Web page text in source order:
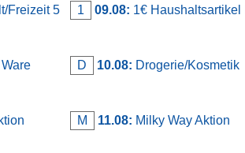
Freizeit 5 1 09.08: 1€ Haushaltsartikel II
D 10.08: Drogerie/Kosmetik
M 11.08: Milky Way Aktion